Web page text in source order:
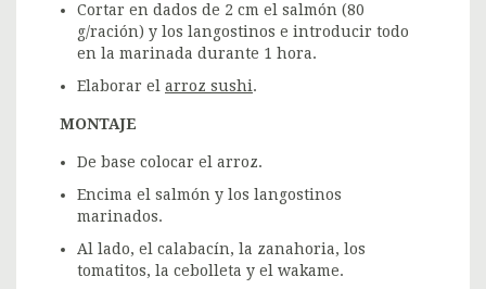
Cortar en dados de 2 cm el salmón (80
g/ración) y los langostinos e introducir todo
en la marinada durante 1 hora.
Elaborar el arroz sushi.
MONTAJE
De base colocar el arroz.
Encima el salmón y los langostinos
marinados.
Al lado, el calabacín, la zanahoria, los
tomatitos, la cebolleta y el wakame.